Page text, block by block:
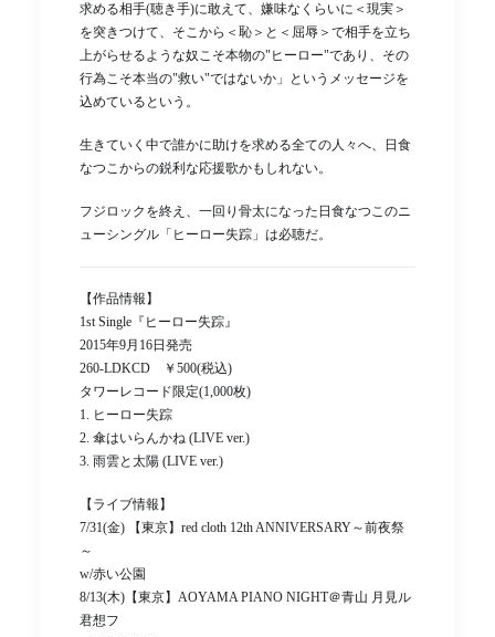
求める相手(聴き手)に敢えて、嫌味なくらいに＜現実＞
を突きつけて、そこから＜恥＞と＜屈辱＞で相手を立ち
上がらせるような奴こそ本物の"ヒーロー"であり、その
行為こそ本当の"救い"ではないか」というメッセージを
込めているという。
生きていく中で誰かに助けを求める全ての人々へ、日食
なつこからの鋭利な応援歌かもしれない。
フジロックを終え、一回り骨太になった日食なつこのニ
ューシングル「ヒーロー失踪」は必聴だ。
【作品情報】
1st Single『ヒーロー失踪』
2015年9月16日発売
260-LDKCD ￥500(税込)
タワーレコード限定(1,000枚)
1. ヒーロー失踪
2. 傘はいらんかね (LIVE ver.)
3. 雨雲と太陽 (LIVE ver.)
【ライブ情報】
7/31(金) 【東京】red cloth 12th ANNIVERSARY～前夜祭
～
w/赤い公園
8/13(木)【東京】AOYAMA PIANO NIGHT＠青山 月見ル
君想フ